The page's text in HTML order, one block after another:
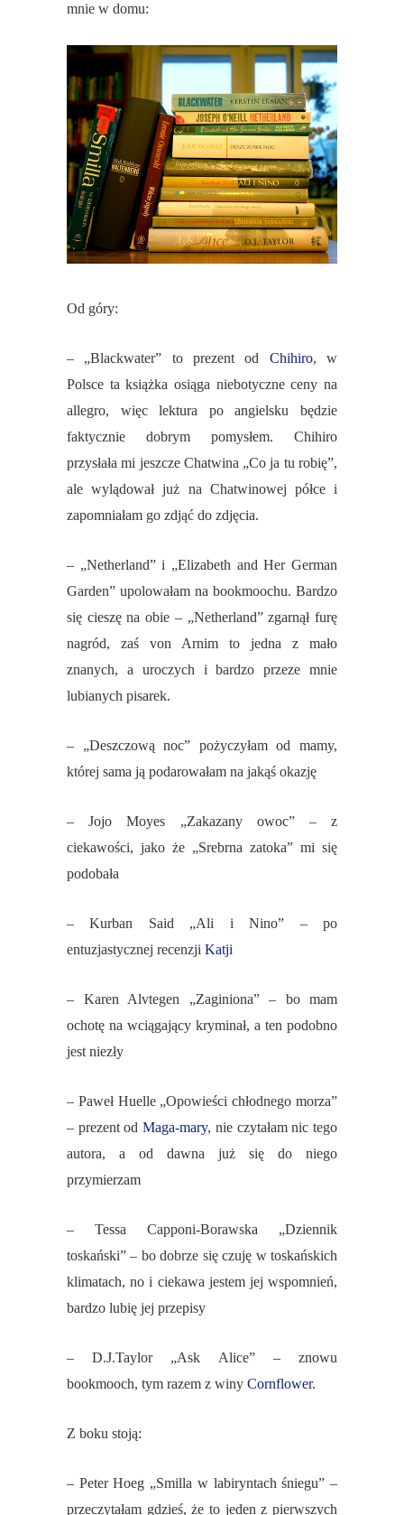
mnie w domu:
Od góry:
– „Blackwater” to prezent od Chihiro, w
Polsce ta książka osiąga niebotyczne ceny na
allegro, więc lektura po angielsku będzie
faktycznie dobrym pomysłem. Chihiro
przysłała mi jeszcze Chatwina „Co ja tu robię”,
ale wylądował już na Chatwinowej półce i
zapomniałam go zdjąć do zdjęcia.
– „Netherland” i „Elizabeth and Her German
Garden” upolowałam na bookmoochu. Bardzo
się cieszę na obie – „Netherland” zgarnął furę
nagród, zaś von Arnim to jedna z mało
znanych, a uroczych i bardzo przeze mnie
lubianych pisarek.
– „Deszczową noc” pożyczyłam od mamy,
której sama ją podarowałam na jakąś okazję
– Jojo Moyes „Zakazany owoc” – z
ciekawości, jako że „Srebrna zatoka” mi się
podobała
– Kurban Said „Ali i Nino” – po
entuzjastycznej recenzji Katji
– Karen Alvtegen „Zaginiona” – bo mam
ochotę na wciągający kryminał, a ten podobno
jest niezły
– Paweł Huelle „Opowieści chłodnego morza”
– prezent odMaga-mary, nie czytałam nic tego
autora, a od dawna już się do niego
przymierzam
– Tessa Capponi-Borawska „Dziennik
toskański” – bo dobrze się czuję w toskańskich
klimatach, no i ciekawa jestem jej wspomnień,
bardzo lubię jej przepisy
– D.J.Taylor „Ask Alice” – znowu
bookmooch, tym razem z winy Cornflower.
Z boku stoją:
– Peter Hoeg „Smilla w labiryntach śniegu” –
przeczytałam gdzieś, że to jeden z pierwszych